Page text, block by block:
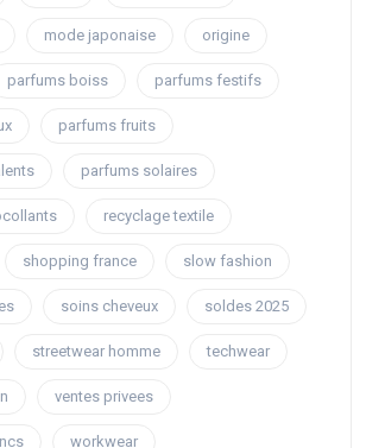
mode japonaise origine
parfums boiss parfums festifs
parfums fruits
parfums solaires
recyclage textile
shopping france slow fashion
soins cheveux soldes 2025
streetwear homme techwear
ventes privees
workwear